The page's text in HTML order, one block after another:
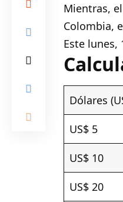
Mientras, el
Colombia,
Este
Dólares
US$ 5
US$ 10
US$ 20